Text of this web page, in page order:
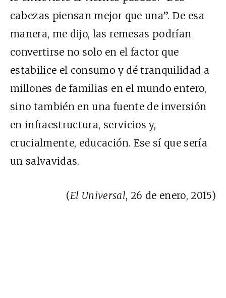
cabezas piensan mejor que una”. De esa
manera, me dijo, las remesas podrían
convertirse no solo en el factor que
estabilice el consumo y dé tranquilidad a
millones de familias en el mundo entero,
sino también en una fuente de inversión
en infraestructura, servicios y,
crucialmente, educación. Ese sí que sería
un salvavidas.
(El Universal, 26 de enero, 2015)